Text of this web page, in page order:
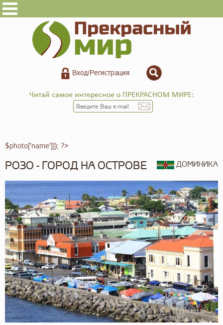
Вход/Регистрация
Читай самое интересное о ПРЕКРАСНОМ МИРЕ:
$photo['name']]); ?>
РОЗО - ГОРОД НА ОСТРОВЕ ДОМИНИКА